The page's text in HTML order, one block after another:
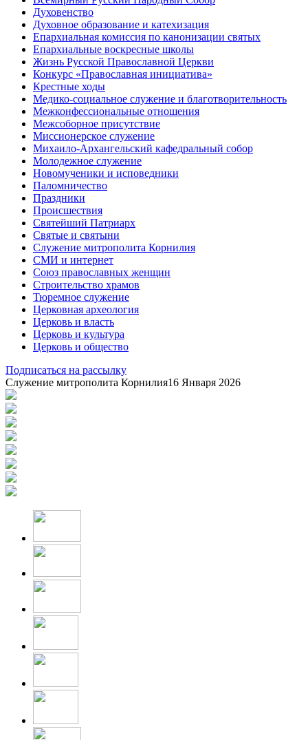
Духовенство
Духовное образование и катехизация
Епархиальная комиссия по канонизации святых
Епархиальные воскресные школы
Жизнь Русской Православной Церкви
Конкурс «Православная инициатива»
Крестные ходы
Медико-социальное служение и благотворительность
Межконфессиональные отношения
Межсоборное присутствие
Миссионерское служение
Михаило-Архангельский кафедральный собор
Молодежное служение
Новомученики и исповедники
Паломничество
Праздники
Происшествия
Святейший Патриарх
Святые и святыни
Служение митрополита Корнилия
СМИ и интернет
Союз православных женщин
Строительство храмов
Тюремное служение
Церковная археология
Церковь и власть
Церковь и культура
Церковь и общество
Подписаться на рассылку
Служение митрополита Корнилия16 Января 2026